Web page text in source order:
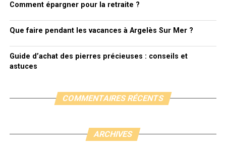
Comment épargner pour la retraite ?
Que faire pendant les vacances à Argelès Sur Mer ?
Guide d’achat des pierres précieuses : conseils et
astuces
COMMENTAIRES RÉCENTS
ARCHIVES